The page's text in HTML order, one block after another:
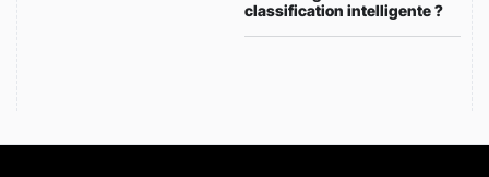
classification intelligente ?